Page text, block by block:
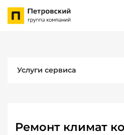
Услуги сервиса
Ремонт климат